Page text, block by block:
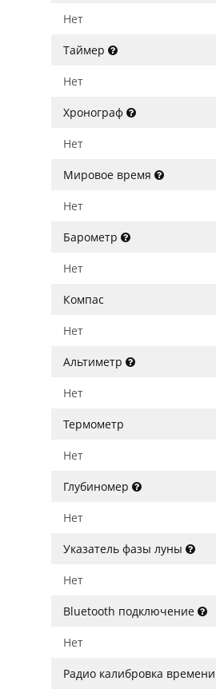
Нет
Таймер
Нет
Хронограф
Нет
Мировое время
Нет
Барометр
Нет
Компас
Нет
Альтиметр
Нет
Термометр
Нет
Глубиномер
Нет
Указатель фазы луны
Нет
Bluetooth подключение
Нет
Радио калибровка времени